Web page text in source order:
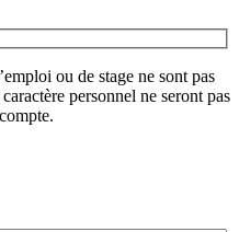
ou de stage ne sont pas
personnel ne seront pas